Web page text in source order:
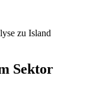
zu Island
Sektor